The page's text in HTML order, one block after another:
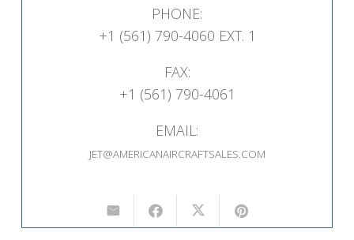
PHONE:
+1 (561) 790-4060 EXT. 1
FAX:
+1 (561) 790-4061
EMAIL:
JET@AMERICANAIRCRAFTSALES.COM